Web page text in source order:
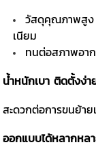
วัสดุคุณภาพสูง
เนียม
ทนต่อสภาพอา
น้ำหนักเบา ติดตั้งง่า
สะดวกต่อการขนย้าย
ออกแบบได้หลากหล